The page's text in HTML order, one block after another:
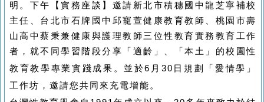
明。下午【實務座談】邀請新北市積穗國中龍芝寧補校
主任、台北市石牌國中邱寵萱健康教育教師、桃園市壽
山高中蔡秉兼健康與護理教師三位性教育實務教育工作
者，就不同學習階段分享「適齡」、「本土」的校園性
教育教學專業實踐成果。並於6 月 30 日規劃「愛情學」
工作坊，邀請您共同來充電增能。